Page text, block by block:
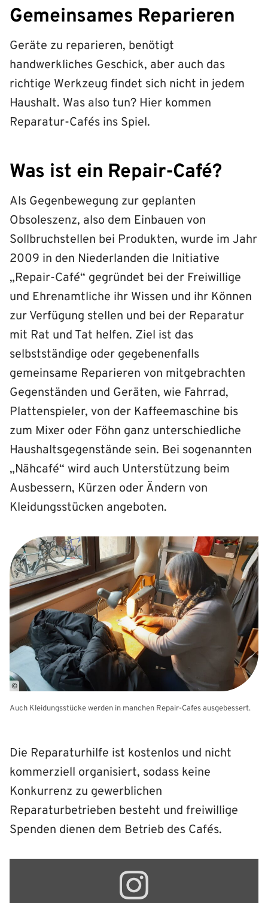
Gemeinsames Reparieren
Geräte zu reparieren, benötigt
handwerkliches Geschick, aber auch das
richtige Werkzeug findet sich nicht in jedem
Haushalt. Was also tun? Hier kommen
Reparatur-Cafés ins Spiel.
Was ist ein Repair-Café?
Als Gegenbewegung zur geplanten
Obsoleszenz, also dem Einbauen von
Sollbruchstellen bei Produkten, wurde im Jahr
2009 in den Niederlanden die Initiative
„Repair-Café“ gegründet bei der Freiwillige
und Ehrenamtliche ihr Wissen und ihr Können
zur Verfügung stellen und bei der Reparatur
mit Rat und Tat helfen. Ziel ist das
selbstständige oder gegebenenfalls
gemeinsame Reparieren von mitgebrachten
Gegenständen und Geräten, wie Fahrrad,
Plattenspieler, von der Kaffeemaschine bis
zum Mixer oder Föhn ganz unterschiedliche
Haushaltsgegenstände sein. Bei sogenannten
„Nähcafé“ wird auch Unterstützung beim
Ausbessern, Kürzen oder Ändern von
Kleidungsstücken angeboten.
©
Auch Kleidungsstücke werden in manchen Repair-Cafes ausgebessert.
Die Reparaturhilfe ist kostenlos und nicht
kommerziell organisiert, sodass keine
Konkurrenz zu gewerblichen
Reparaturbetrieben besteht und freiwillige
Spenden dienen dem Betrieb des Cafés.